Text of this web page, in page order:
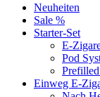
Neuheiten
Sale %
Starter-Set
E-
Pod
Einweg E-